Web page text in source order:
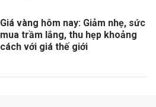
Giá vàng hôm nay: Giảm nhẹ, sức
mua trầm lắng, thu hẹp khoảng
cách với giá thế giới